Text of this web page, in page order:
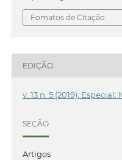
Fomatos de Citação
EDIÇÃO
v. 13 n. 5 (2019):
SEÇÃO
Artigos